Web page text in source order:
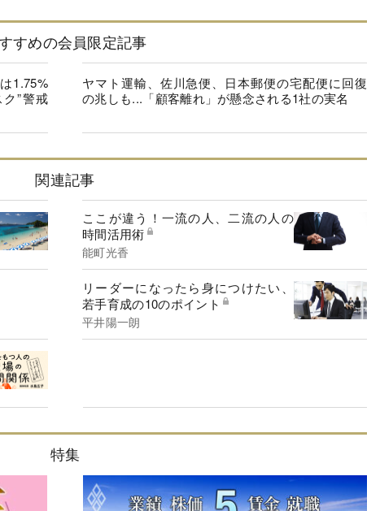
すめの会員限定記事
1.75%
”警戒
ヤマト運輸、佐川急便、日本郵便の宅配便に回復
の兆しも...「顧客離れ」が懸念される1社の実名
関連記事
ここが違う！一流の人、二流の人の
時間活用術
能町光香
リーダーになったら身につけたい、
若手育成の10のポイント
平井陽一朗
特集